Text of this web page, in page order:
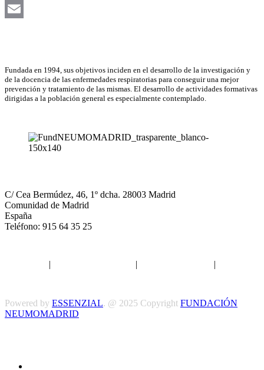
LinkedIn
Fundada en 1994, sus objetivos inciden en el desarrollo de la investigación y
de la docencia de las enfermedades respiratorias para conseguir una mejor
prevención y tratamiento de las mismas. El desarrollo de actividades formativas
dirigidas a la población general es especialmente contemplado.
C/ Cea Bermúdez, 46, 1º dcha. 28003 Madrid
Comunidad de Madrid
España
Teléfono: 915 64 35 25
| | |
Powered by ESSENZIAL. @ 2025 Copyright FUNDACIÓN
NEUMOMADRID